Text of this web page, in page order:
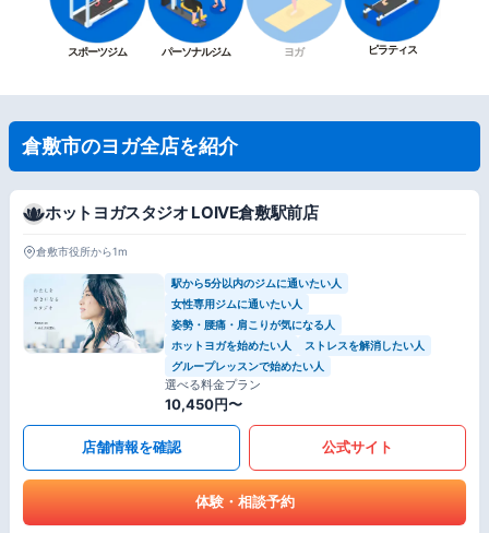
スポーツジム パーソナルジム ヨガ ピラティス
倉敷市のヨガ全店を紹介
ホットヨガスタジオ LOIVE倉敷駅前店
倉敷市役所から1m
駅から5分以内のジムに通いたい人
女性専用ジムに通いたい人
姿勢・腰痛・肩こりが気になる人
ホットヨガを始めたい人
ストレスを解消したい人
グループレッスンで始めたい人
選べる料金プラン
10,450円〜
店舗情報を確認 公式サイト
体験・相談予約